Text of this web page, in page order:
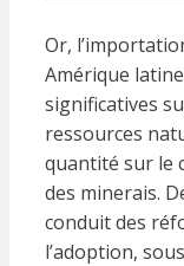
Or,
Amérique
significatives
ressources
quantité sur le
des minerais.
conduit des
l’adoption,